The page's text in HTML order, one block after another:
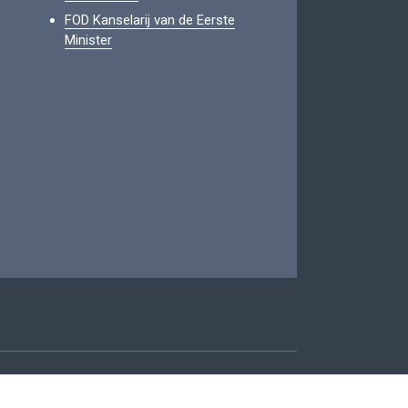
FOD Kanselarij van de Eerste
Minister